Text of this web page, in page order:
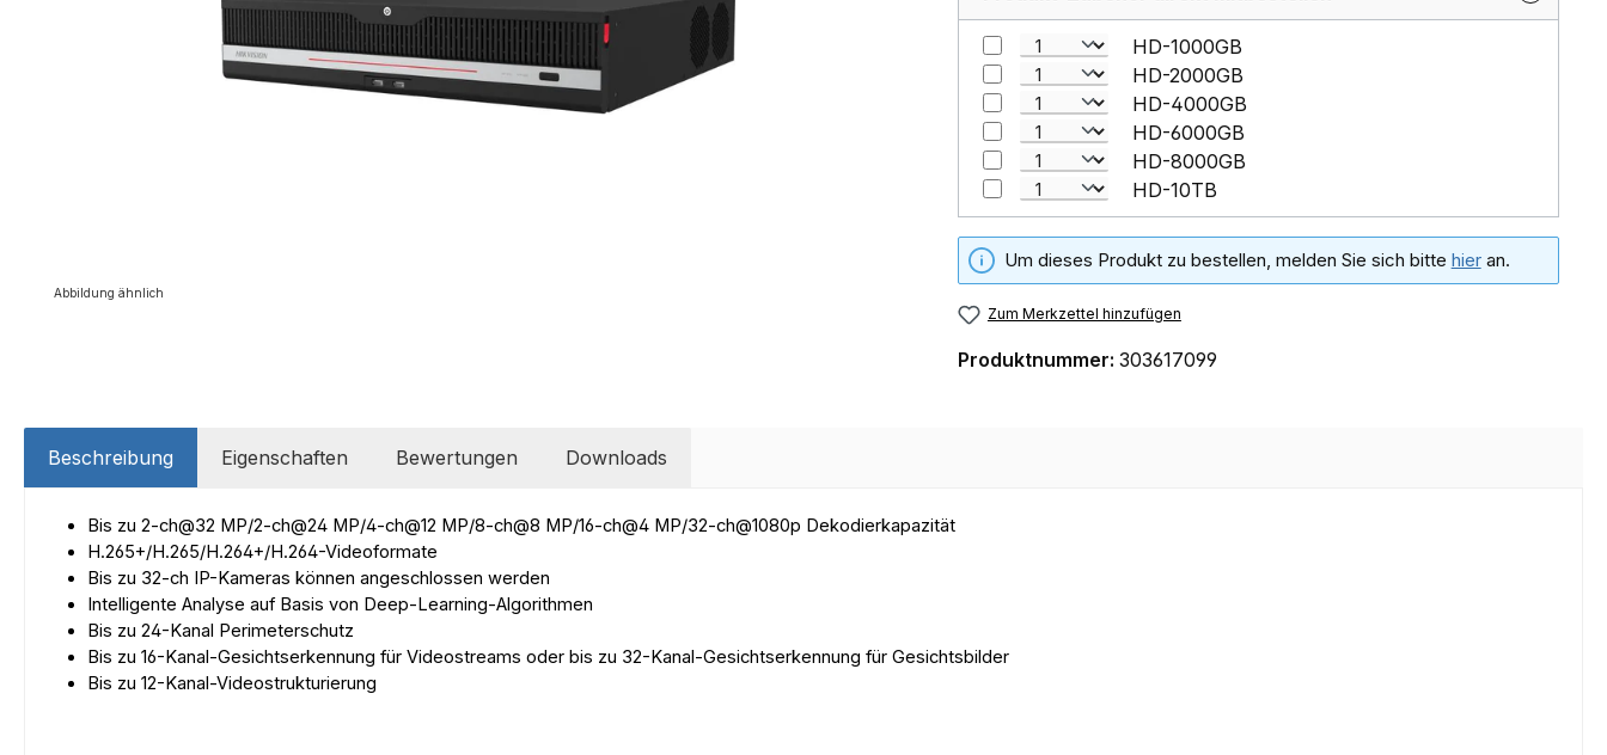
Abbildung ähnlich
HD-1000GB
HD-2000GB
HD-4000GB
HD-6000GB
HD-8000GB
HD-10TB
Um dieses Produkt zu bestellen, melden Sie sich bitte hieran.
Zum Merkzettel hinzufügen
Produktnummer: 303617099
Beschreibung Eigenschaften Bewertungen Downloads
Bis zu 2-ch@32 MP/2-ch@24 MP/4-ch@12 MP/8-ch@8 MP/16-ch@4 MP/32-ch@1080p Dekodierkapazität
H.265+/H.265/H.264+/H.264-Videoformate
Bis zu 32-ch IP-Kameras können angeschlossen werden
Intelligente Analyse auf Basis von Deep-Learning-Algorithmen
Bis zu 24-Kanal Perimeterschutz
Bis zu 16-Kanal-Gesichtserkennung für Videostreams oder bis zu 32-Kanal-Gesichtserkennung für Gesichtsbilder
Bis zu 12-Kanal-Videostrukturierung